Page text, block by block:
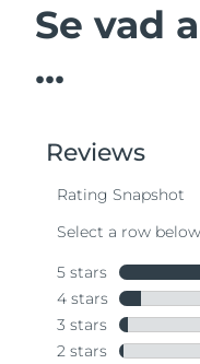
Se vad
...